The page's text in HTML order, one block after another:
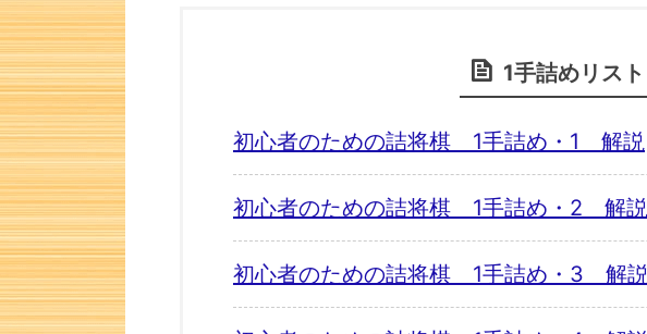
1手詰めリスト
初心者のための詰将棋 1手詰め・1 解説
初心者のための詰将棋 1手詰め・2 解説
初心者のための詰将棋 1手詰め・3 解説